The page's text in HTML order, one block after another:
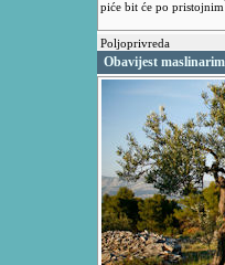
piće bit će po
Poljoprivreda
Obavijest